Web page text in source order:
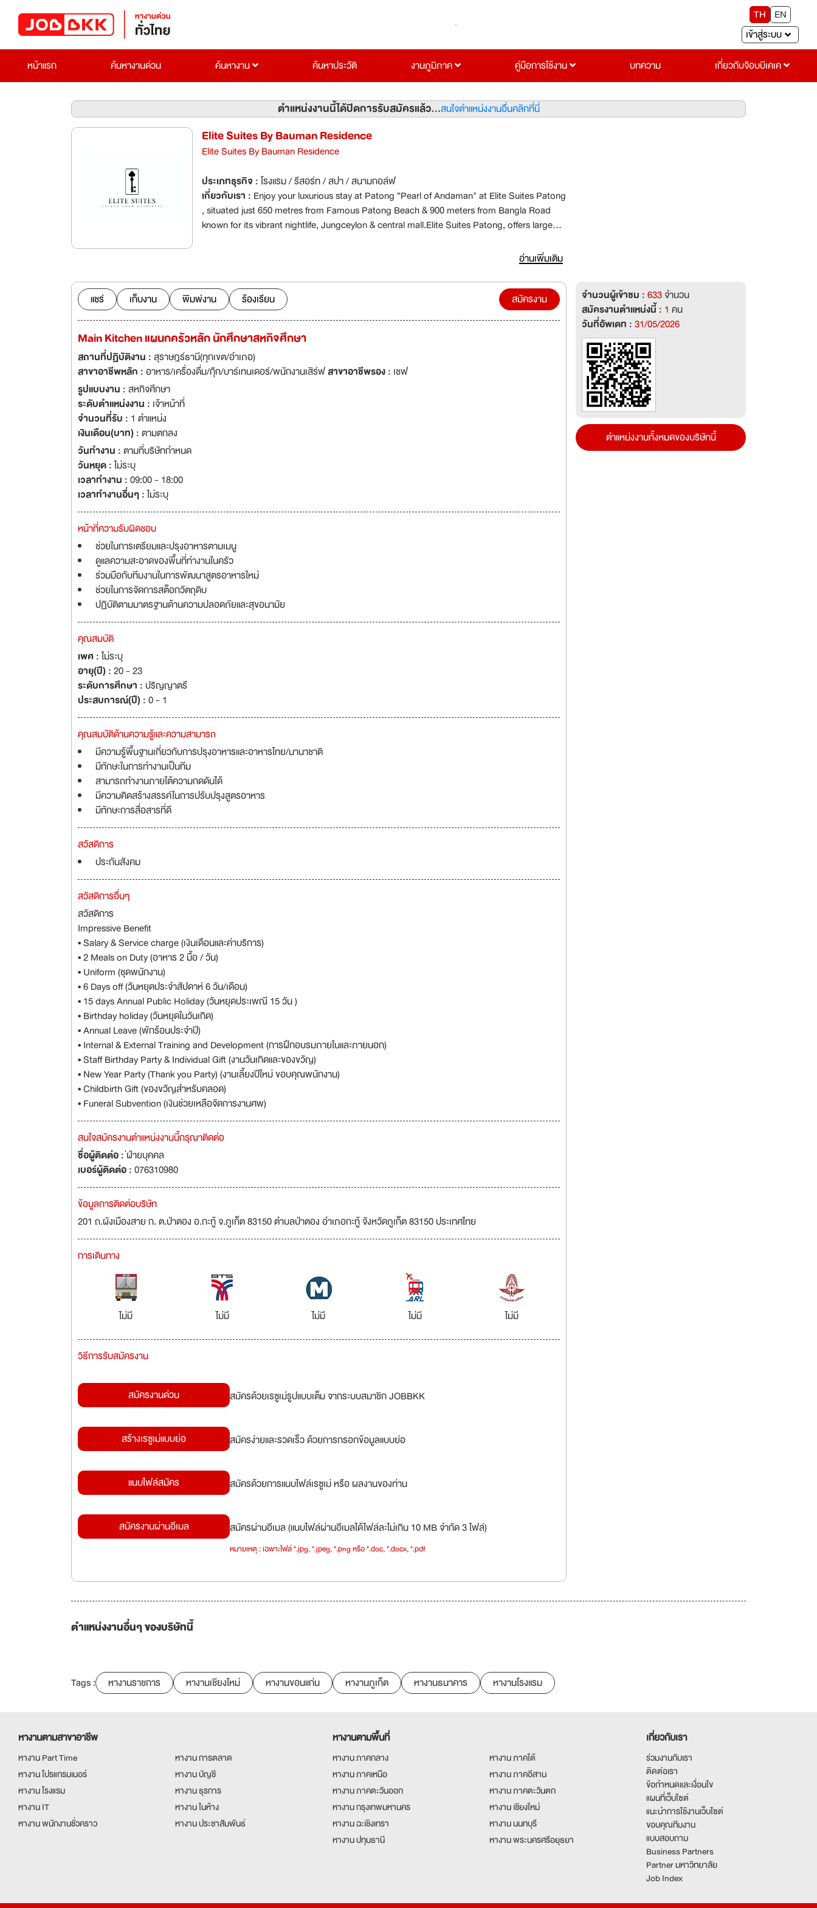
TH
EN
เข้าสู่ระบบ
หน้าแรก
ค้นหางานด่วน ค้นหางาน ค้นหาประวัติ งานภูมิภาค คู่มือการใช้งาน บทความ เกี่ยวกับจ๊อบบีเคเค
ตำแหน่งงานนี้ได้ปิดการรับสมัครแล้ว...สนใจตำแหน่งงานอื่นคลิกที่นี่
Elite Suites By Bauman Residence
Elite Suites By Bauman Residence
ประเภทธุรกิจ :โรงแรม / รีสอร์ท / สปา / สนามกอล์ฟ
เกี่ยวกับเรา : Enjoy your luxurious stay at Patong “Pearl of Andaman" at Elite Suites Patong
, situated just 650 metres from Famous Patong Beach & 900 meters from Bangla Road
known for its vibrant nightlife, Jungceylon & central mall.Elite Suites Patong, offers large
balcony. Each air- conditioned room offers working desk, kettle, Tea/Coffee Maker,
minibar, safety deposit box, hair dryer, umbrella, flat-screen TV with satellite channels,
separate seating area, balcony and private bathroom with shower and/or bathtub and
toiletries. Property features large swimming pool with Jacuzzi, water fountains. Enjoy
drinks at Pool Bar while relaxing on Sunbeds. free private parking, and a terrace. Among
Hall, along with free WIFI throughout the property. You can also enjoy relaxing SPA
services at our GAYA Spa. We also have a large private parking area for our guests. The
hotel provides guests 24 hours reception and security. You can also book sightseeing
อ่านเพิ่มเติม
แชร์ เก็บงาน พิมพ์งาน ร้องเรียน สมัครงาน
Main Kitchen แผนกครัวหลัก นักศึกษาสหกิจศึกษา
สถานที่ปฏิบัติงาน :สุราษฎร์ธานี(ทุกเขต/อำเภอ)
สาขาอาชีพหลัก :อาหาร/เครื่องดื่ม/กุ๊ก/บาร์เทนเดอร์/พนักงานเสิร์ฟสาขาอาชีพรอง : เชฟ
รูปแบบงาน :สหกิจศึกษา
ระดับตำแหน่งงาน : เจ้าหน้าที่
จำนวนที่รับ : 1 ตำแหน่ง
เงินเดือน(บาท) :ตามตกลง
วันทำงาน :ตามที่บริษัทกำหนด
วันหยุด :ไม่ระบุ
เวลาทำงาน :09:00 - 18:00
เวลาทำงานอื่นๆ :ไม่ระบุ
หน้าที่ความรับผิดชอบ
ช่วยในการเตรียมและปรุงอาหารตามเมนู
ดูแลความสะอาดของพื้นที่ทำงานในครัว
ร่วมมือกับทีมงานในการพัฒนาสูตรอาหารใหม่
ช่วยในการจัดการสต็อกวัตถุดิบ
ปฏิบัติตามมาตรฐานด้านความปลอดภัยและสุขอนามัย
คุณสมบัติ
เพศ :ไม่ระบุ
อายุ(ปี) :20 - 23
ระดับการศึกษา :ปริญญาตรี
ประสบการณ์(ปี) :0 - 1
คุณสมบัติด้านความรู้และความสามารถ
มีความรู้พื้นฐานเกี่ยวกับการปรุงอาหารและอาหารไทย/นานาชาติ
มีทักษะในการทำงานเป็นทีม
สามารถทำงานภายใต้ความกดดันได้
มีความคิดสร้างสรรค์ในการปรับปรุงสูตรอาหาร
มีทักษะการสื่อสารที่ดี
สวัสดิการ
ประกันสังคม
สวัสดิการอื่นๆ
สวัสดิการ
Impressive Benefit
• Salary & Service charge (เงินเดือนและค่าบริการ)
• 2 Meals on Duty (อาหาร 2 มื้อ / วัน)
• Uniform (ชุดพนักงาน)
• 6 Days off (วันหยุดประจำสัปดาห์ 6 วัน/เดือน)
• 15 days Annual Public Holiday (วันหยุดประเพณี 15 วัน )
• Birthday holiday (วันหยุดในวันเกิด)
• Annual Leave (พักร้อนประจำปี)
• Internal & External Training and Development (การฝึกอบรมภายในและภายนอก)
• Staff Birthday Party & Individual Gift (งานวันเกิดและของขวัญ)
• New Year Party (Thank you Party) (งานเลี้ยงปีใหม่ ขอบคุณพนักงาน)
• Childbirth Gift (ของขวัญสำหรับคลอด)
• Funeral Subvention (เงินช่วยเหลือจัดการงานศพ)
สนใจสมัครงานตำแหน่งงานนี้กรุณาติดต่อ
ชื่อผู้ติดต่อ :่ฝ่ายบุคคล
เบอร์ผู้ติดต่อ :076310980
ข้อมูลการติดต่อบริษัท
201 ถ.ผังเมืองสาย ก. ต.ป่าตอง อ.กะทู้ จ.ภูเก็ต 83150 ตำบลป่าตอง อำเภอกะทู้ จังหวัดภูเก็ต 83150 ประเทศไทย
การเดินทาง
ไม่มี ไม่มี ไม่มี ไม่มี ไม่มี
วิธีการรับสมัครงาน
สมัครงานด่วน สมัครด้วยเรซูเม่รูปแบบเต็ม จากระบบสมาชิก JOBBKK
สร้างเรซูเม่แบบย่อ สมัครง่ายและรวดเร็ว ด้วยการกรอกข้อมูลแบบย่อ
แนบไฟล์สมัคร สมัครด้วยการแนบไฟล์เรซูเม่ หรือ ผลงานของท่าน
สมัครงานผ่านอีเมล สมัครผ่านอีเมล (แนบไฟล์ผ่านอีเมลได้ไฟล์ละไม่เกิน 10 MB จำกัด 3 ไฟล์)
หมายเหตุ : เฉพาะไฟล์ *.jpg, *.jpeg, *.png หรือ *.doc, *.docx, *.pdf
จำนวนผู้เข้าชม :633จำนวน
สมัครงานตำแหน่งนี้ : 1 คน
วันที่อัพเดท :31/05/2026
ตำแหน่งงานทั้งหมดของบริษัทนี้
ตำแหน่งงานอื่นๆ ของบริษัทนี้
Tags : หางานราชการ หางานเชียงใหม่ หางานขอนแก่น หางานภูเก็ต หางานธนาคาร หางานโรงแรม
หางานตามสาขาอาชีพ
หางาน Part Time
หางาน การตลาด
หางาน โปรแกรมเมอร์
หางาน บัญชี
หางาน โรงแรม
หางาน ธุรการ
หางาน IT
หางาน ในห้าง
หางาน พนักงานชั่วคราว
หางาน ประชาสัมพันธ์
หางานตามพื้นที่
หางาน ภาคกลาง
หางาน ภาคใต้
หางาน ภาคเหนือ
หางาน ภาคอีสาน
หางาน ภาคตะวันออก
หางาน ภาคตะวันตก
หางาน กรุงเทพมหานคร
หางาน เชียงใหม่
หางาน ฉะเชิงเทรา
หางาน นนทบุรี
หางาน ปทุมธานี
หางาน พระนครศรีอยุธยา
เกี่ยวกับเรา
ร่วมงานกับเรา
ติดต่อเรา
ข้อกำหนดและเงื่อนไข
แผนที่เว็บไซต์
แนะนำการใช้งานเว็บไซต์
ขอบคุณทีมงาน
แบบสอบถาม
Business Partners
Partner มหาวิทยาลัย
Job Index